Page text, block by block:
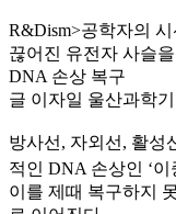
R&Dism>공학자의 시
끊어진 유전자 사슬
DNA 손상 복구
글 이자일 울산과학
방사선, 자외선, 활성
적인 DNA 손상인 ‘
이를 제때 복구하지